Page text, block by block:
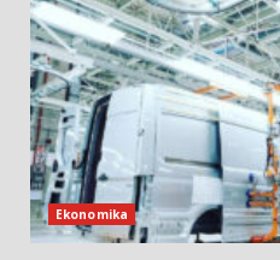
Ekonomika